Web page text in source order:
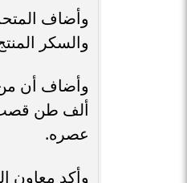
والسكر
عصره.
وأكد معاون